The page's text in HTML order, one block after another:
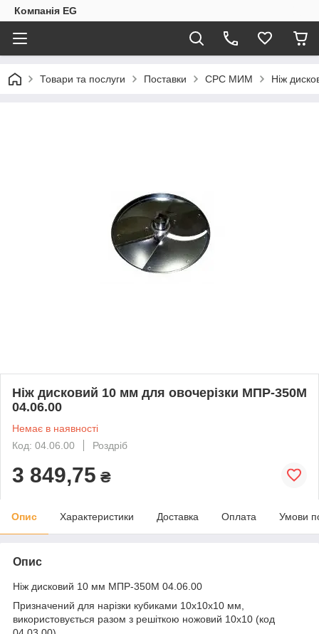
Компанія EG
Товари та послуги Поставки CPC МИМ Ніж
Ніж дисковий 10 мм для овочерізки МПР-350М
04.06.00
Немає в наявності
Код: 04.06.00
Роздріб
3 849,75 ₴
Опис Характеристики Доставка Оплата Умови
Опис
Ніж дисковий 10 мм МПР-350М 04.06.00
Призначений для нарізки кубиками 10х10х10 мм,
використовується разом з решіткою ножовий 10х10 (код